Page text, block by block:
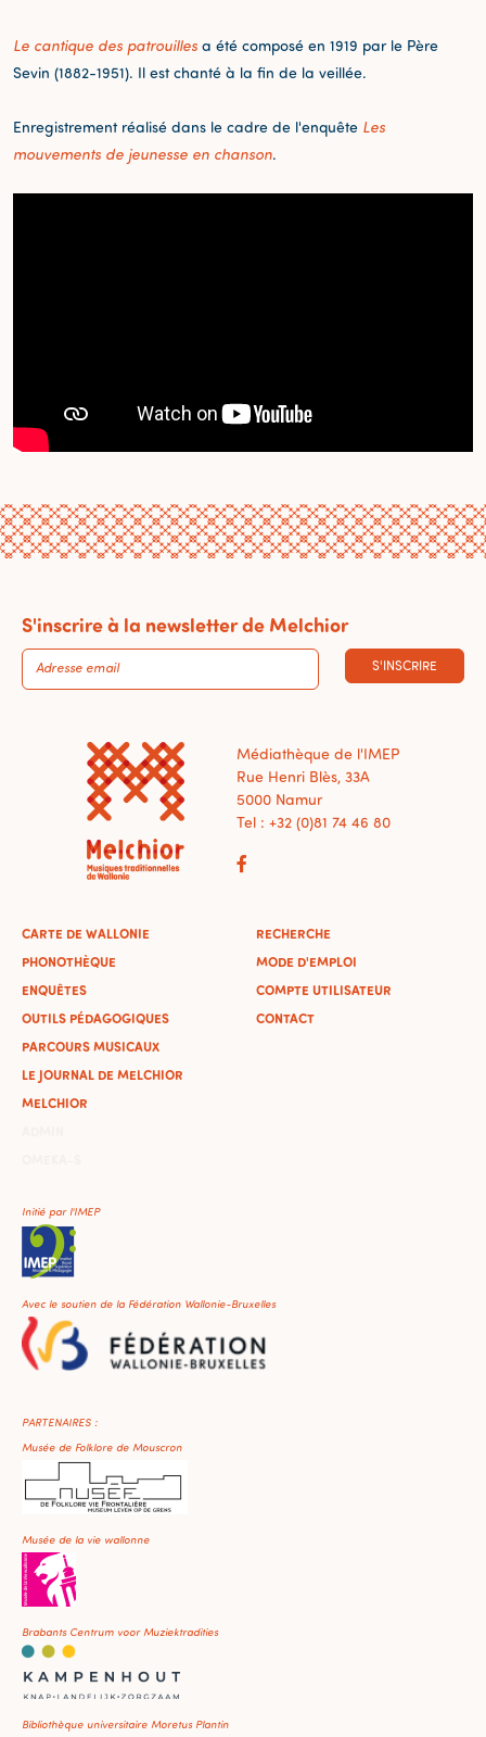
Le cantique des patrouilles a été composé en 1919 par le Père
Sevin (1882-1951). Il est chanté à la fin de la veillée.
Enregistrement réalisé dans le cadre de l'enquête Les
mouvements de jeunesse en chanson.
S'inscrire à la newsletter de Melchior
S'INSCRIRE
Médiathèque de l'IMEP
Rue Henri Blès, 33A
5000 Namur
Tel : +32 (0)81 74 46 80
CARTE DE WALLONIE
PHONOTHÈQUE
ENQUÊTES
OUTILS PÉDAGOGIQUES
PARCOURS MUSICAUX
LE JOURNAL DE MELCHIOR
MELCHIOR
RECHERCHE
MODE D'EMPLOI
COMPTE UTILISATEUR
CONTACT
Initié par l'IMEP
Avec le soutien de la Fédération Wallonie-Bruxelles
PARTENAIRES :
Musée de Folklore de Mouscron
Musée de la vie wallonne
Brabants Centrum voor Muziektradities
Bibliothèque universitaire Moretus Plantin